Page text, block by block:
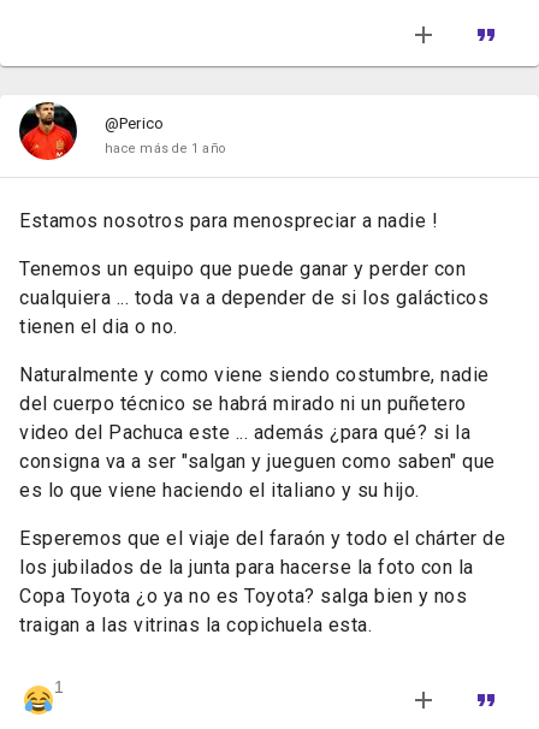
@Perico
hace más de 1 año
Estamos nosotros para menospreciar a nadie !
Tenemos un equipo que puede ganar y perder con
cualquiera ... toda va a depender de si los galácticos
tienen el dia o no.
Naturalmente y como viene siendo costumbre, nadie
del cuerpo técnico se habrá mirado ni un puñetero
video del Pachuca este ... además ¿para qué? si la
consigna va a ser "salgan y jueguen como saben" que
es lo que viene haciendo el italiano y su hijo.
Esperemos que el viaje del faraón y todo el chárter de
los jubilados de la junta para hacerse la foto con la
Copa Toyota ¿o ya no es Toyota? salga bien y nos
traigan a las vitrinas la copichuela esta.
1